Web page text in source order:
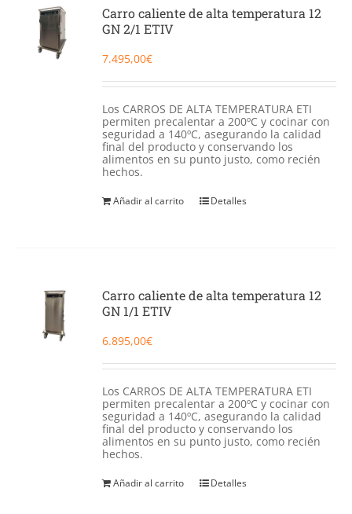
Food Service y Vending
Carro caliente de alta temperatura 12
GN 2/1 ETIV
7.495,00€
Los CARROS DE ALTA TEMPERATURA ETI
permiten precalentar a 200ºC y cocinar con
seguridad a 140ºC, asegurando la calidad
final del producto y conservando los
alimentos en su punto justo, como recién
hechos.
Añadir al carrito Detalles
Carro caliente de alta temperatura 12
GN 1/1 ETIV
6.895,00€
Los CARROS DE ALTA TEMPERATURA ETI
permiten precalentar a 200ºC y cocinar con
seguridad a 140ºC, asegurando la calidad
final del producto y conservando los
alimentos en su punto justo, como recién
hechos.
Añadir al carrito Detalles